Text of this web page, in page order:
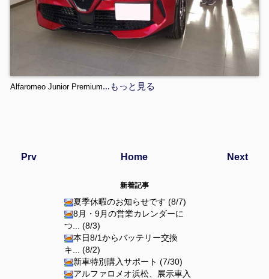
新着記事
夏季休暇のお知らせです (8/7)
8月・9月の営業カレンダーに
つ... (8/3)
本日8/1からバッテリー交換
キ... (8/2)
新車特別購入サポート (7/30)
アルファロメオ浜松、展示車入
Alfaromeo Junior Premium…もっと見る
Prv Next
Home